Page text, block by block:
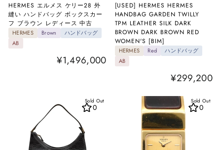
HERMES エルメス ケリー28 外
縫い ハンドバッグ ボックスカー
フ ブラウン レディース 中古
HERMES Brown
ハンドバッグ
AB
¥1,496,000
[USED] HERMES HERMES
HANDBAG GARDEN TWILLY
TPM LEATHER SILK DARK
BROWN DARK BROWN RED
WOMEN'S [BIM]
HERMES Red
ハンドバッグ
AB
¥299,200
Sold Out
0
Sold Out
0